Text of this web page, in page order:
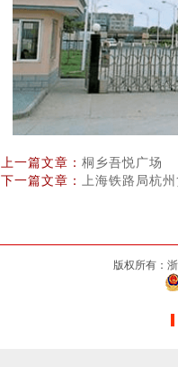
上一篇文章： 桐乡吾悦广场
下一篇文章： 上海铁路局杭
版权所有：